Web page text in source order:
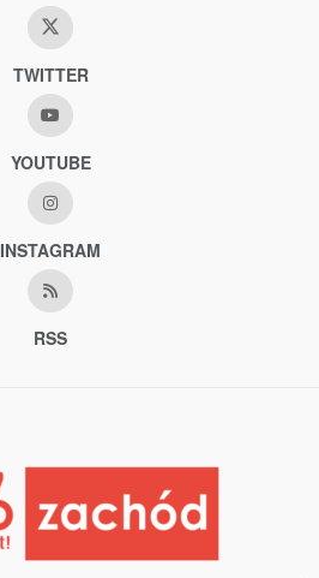
TWITTER
YOUTUBE
INSTAGRAM
RSS